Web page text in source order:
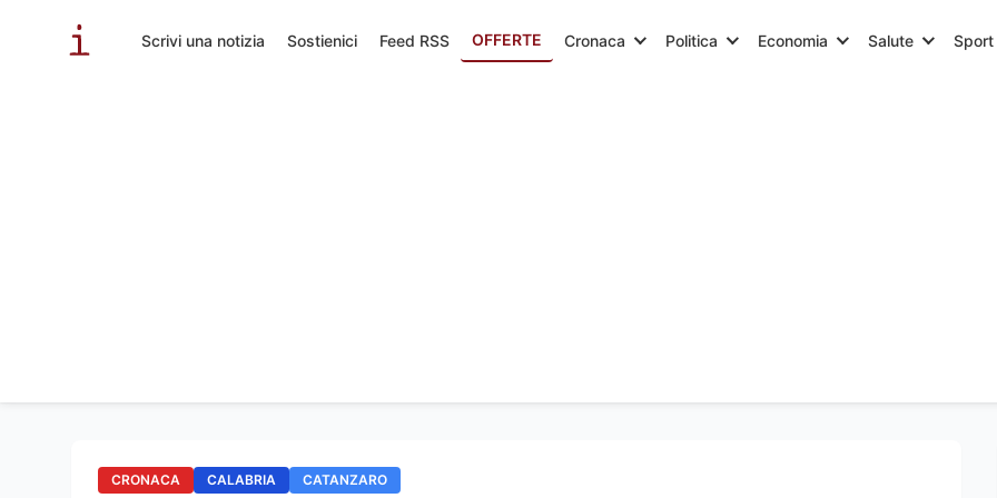
Scrivi una notizia Sostienici Feed RSS OFFERTE Cronaca Politica Economia Salute Sport
CRONACA CALABRIA CATANZARO